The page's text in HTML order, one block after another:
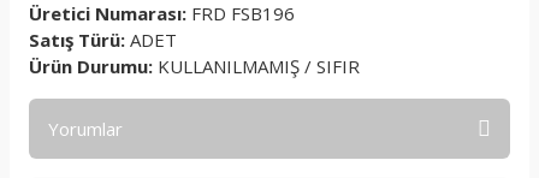
Üretici Numarası: FRD FSB196
Satış Türü: ADET
Ürün Durumu: KULLANILMAMIŞ / SIFIR
Yorumlar